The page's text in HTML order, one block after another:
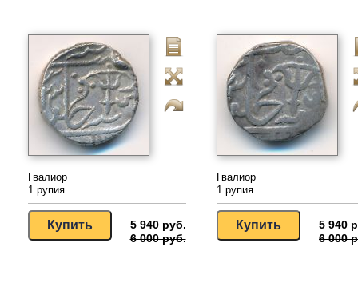
Гвалиор
1 рупия
5 940 руб.
6 000 руб.
Гвалиор
1 рупия
5 940
6 000